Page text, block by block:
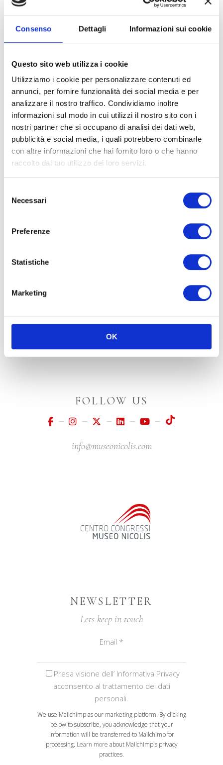
Consenso Dettagli Informazioni sui cookie
Questo sito web utilizza i cookie
Utilizziamo i cookie per personalizzare contenuti ed
annunci, per fornire funzionalità dei social media e per
analizzare il nostro traffico. Condividiamo inoltre
informazioni sul modo in cui utilizzi il nostro sito con i
nostri partner che si occupano di analisi dei dati web,
pubblicità e social media, i quali potrebbero combinarle
con altre informazioni che hai fornito loro o che hanno
raccolto dal tuo utilizzo dei loro servizi.
delNecessari
Preferenze
Statistiche
Marketing
OK
FOLLOW US
info@museonicolis.com
NEWSLETTER
Lets keep in touch
Email *
Presa visione dell’ Informativa Privacy
acconsento al trattamento dei dati
personali.
We use Mailchimp as our marketing platform. By clicking
below to subscribe, you acknowledge that your
information will be transferred to Mailchimp for
processing. Learn more about Mailchimp's privacy
practices.